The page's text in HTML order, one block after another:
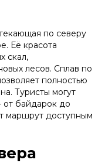
по северу
Её красота
скал,
лесов. Сплав по
полностью
Туристы могут
байдарок до
маршрут доступным